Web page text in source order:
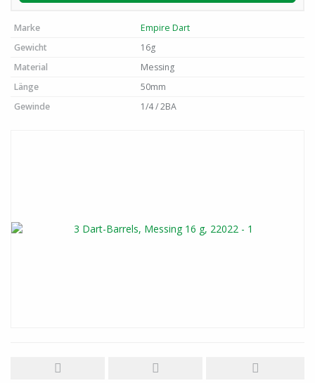
Marke
Empire Dart
Gewicht
16g
Material
Messing
Länge
50mm
Gewinde
1/4 / 2BA